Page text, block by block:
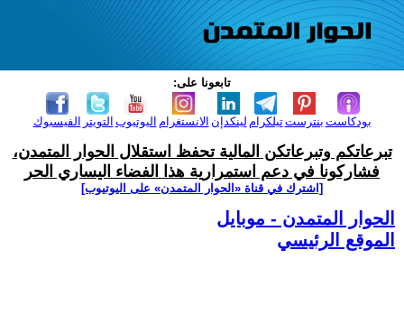
تابعونا على:
الفيسبوك التويتر اليوتيوب الانستغرام لينكدإن تيلكرامبنترست بودكاست
تبرعاتكم وتبرعاتكن المالية تحفظ استقلال الحوار المتمدن،
فشاركونا في دعم استمرارية هذا الفضاء اليساري الحر
[اشترك في قناة ‫«الحوار المتمدن» على اليوتيوب]
الحوار المتمدن - موبايل
الموقع الرئيسي